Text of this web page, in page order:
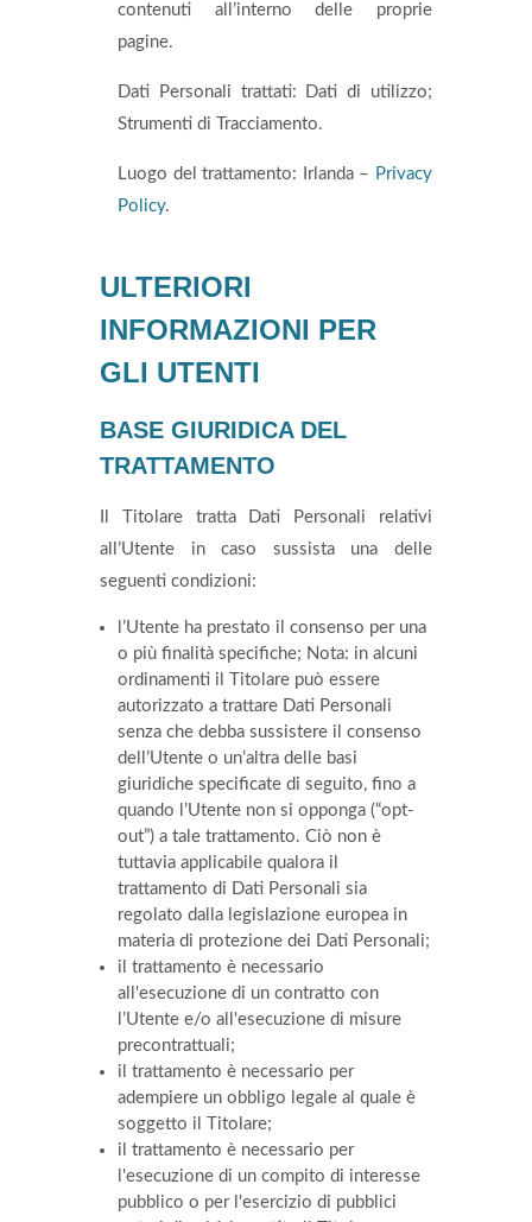
contenuti all’interno delle proprie
pagine.
Dati Personali trattati: Dati di utilizzo;
Strumenti di Tracciamento.
Luogo del trattamento: Irlanda – Privacy
Policy.
ULTERIORI
INFORMAZIONI PER
GLI UTENTI
BASE GIURIDICA DEL
TRATTAMENTO
Il Titolare tratta Dati Personali relativi
all’Utente in caso sussista una delle
seguenti condizioni:
l’Utente ha prestato il consenso per una
o più finalità specifiche; Nota: in alcuni
ordinamenti il Titolare può essere
autorizzato a trattare Dati Personali
senza che debba sussistere il consenso
dell’Utente o un’altra delle basi
giuridiche specificate di seguito, fino a
quando l’Utente non si opponga (“opt-
out”) a tale trattamento. Ciò non è
tuttavia applicabile qualora il
trattamento di Dati Personali sia
regolato dalla legislazione europea in
materia di protezione dei Dati Personali;
il trattamento è necessario
all'esecuzione di un contratto con
l’Utente e/o all'esecuzione di misure
precontrattuali;
il trattamento è necessario per
adempiere un obbligo legale al quale è
soggetto il Titolare;
il trattamento è necessario per
l'esecuzione di un compito di interesse
pubblico o per l'esercizio di pubblici